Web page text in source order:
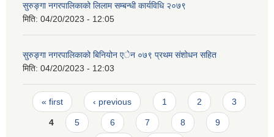
सुरुङ्गा नगरपालिकाको लिलाम सम्बन्धी कार्यविधि २०७९
मिति: 04/20/2023 - 12:05
सुरुङ्गा नगरपालिकाको बिनियोन एेन ०७९ प्रथम संशोधन सहित
मिति: 04/20/2023 - 12:03
Pages
« first ‹ previous 1 2 3
4 5 6 7 8 9